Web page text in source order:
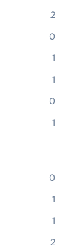
2
0
1
1
0
1
0
1
1
2